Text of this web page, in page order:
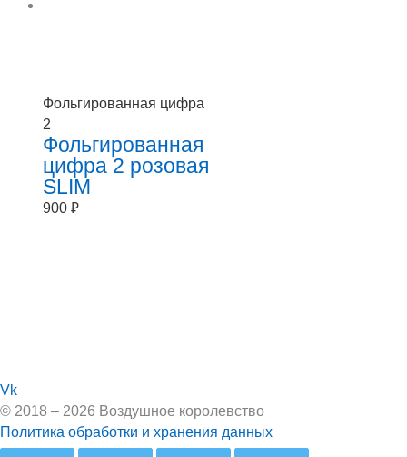
Фольгированная цифра
2
Фольгированная
цифра 2 розовая
SLIM
900 ₽
Vk
© 2018 – 2026 Воздушное королевство
Политика обработки и хранения данных